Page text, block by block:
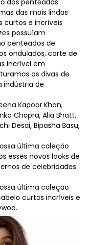
das mais lindas
curtos e incríveis
possuíam
penteados de
ondulados, corte de
incrível em
as divas de
indústria de
Kapoor Khan,
Chopra, Alia Bhatt,
Desai, Bipasha Basu,
última coleção
esses novos looks de
de celebridades
última coleção
curtos incríveis e